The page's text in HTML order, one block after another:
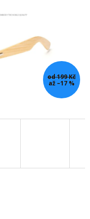
od 199 Kč
až –17 %